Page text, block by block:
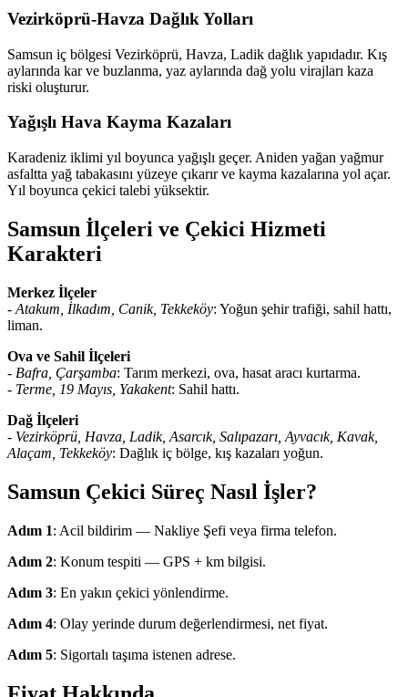
Vezirköprü-Havza Dağlık Yolları
Samsun iç bölgesi Vezirköprü, Havza, Ladik dağlık yapıdadır. Kış
aylarında kar ve buzlanma, yaz aylarında dağ yolu virajları kaza
riski oluşturur.
Yağışlı Hava Kayma Kazaları
Karadeniz iklimi yıl boyunca yağışlı geçer. Aniden yağan yağmur
asfaltta yağ tabakasını yüzeye çıkarır ve kayma kazalarına yol açar.
Yıl boyunca çekici talebi yüksektir.
Samsun İlçeleri ve Çekici Hizmeti
Karakteri
Merkez İlçeler
- Atakum, İlkadım, Canik, Tekkeköy: Yoğun şehir trafiği, sahil hattı,
liman.
Ova ve Sahil İlçeleri
- Bafra, Çarşamba: Tarım merkezi, ova, hasat aracı kurtarma.
- Terme, 19 Mayıs, Yakakent: Sahil hattı.
Dağ İlçeleri
- Vezirköprü, Havza, Ladik, Asarcık, Salıpazarı, Ayvacık, Kavak,
Alaçam, Tekkeköy: Dağlık iç bölge, kış kazaları yoğun.
Samsun Çekici Süreç Nasıl İşler?
Adım 1: Acil bildirim — Nakliye Şefi veya firma telefon.
Adım 2: Konum tespiti — GPS + km bilgisi.
Adım 3: En yakın çekici yönlendirme.
Adım 4: Olay yerinde durum değerlendirmesi, net fiyat.
Adım 5: Sigortalı taşıma istenen adrese.